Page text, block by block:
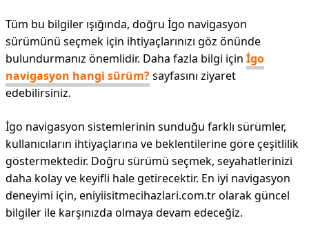
Tüm bu bilgiler ışığında, doğru İgo navigasyon
sürümünü seçmek için ihtiyaçlarınızı göz önünde
bulundurmanız önemlidir. Daha fazla bilgi için İgo
navigasyon hangi sürüm?sayfasını ziyaret
edebilirsiniz.
İgo navigasyon sistemlerinin sunduğu farklı sürümler,
kullanıcıların ihtiyaçlarına ve beklentilerine göre çeşitlilik
göstermektedir. Doğru sürümü seçmek, seyahatlerinizi
daha kolay ve keyifli hale getirecektir. En iyi navigasyon
deneyimi için, eniyiisitmecihazlari.com.tr olarak güncel
bilgiler ile karşınızda olmaya devam edeceğiz.